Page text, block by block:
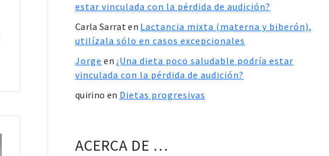
estar vinculada con la pérdida de audición?
Carla Sarraten Lactancia mixta (materna y biberón),
utilízala sólo en casos excepcionales
Jorge en ¿Una dieta poco saludable podría estar
vinculada con la pérdida de audición?
quirino en Dietas progresivas
ACERCA DE …